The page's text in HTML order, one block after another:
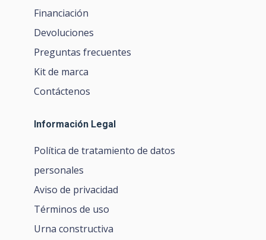
Financiación
Devoluciones
Preguntas frecuentes
Kit de marca
Contáctenos
Información Legal
Política de tratamiento de datos
personales
Aviso de privacidad
Términos de uso
Urna constructiva